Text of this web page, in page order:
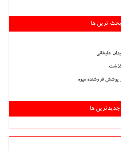
ترین ها
علیخانی
جدیدترین ها